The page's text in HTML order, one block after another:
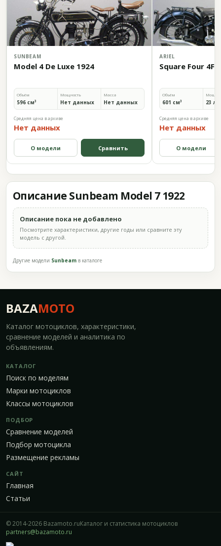
SUNBEAM
Model 4 De Luxe 1924
Объём
596 см³
Мощность
Нет данных
Масса
Нет данных
Средняя цена в архиве
Нет данных
О модели Сравнить
ARIEL
Square Four 4F
Объём
601 см³ 23
Средняя цена в архиве
Нет данных
О модели
Описание Sunbeam Model 7 1922
Описание пока не добавлено
Посмотрите характеристики, другие годы или сравните эту
модель с другой.
Другие модели Sunbeam в каталоге
BAZAMOTO
Каталог мотоциклов, характеристики,
сравнение моделей и аналитика по
объявлениям.
КАТАЛОГ
Поиск по моделям
Марки мотоциклов
Классы мотоциклов
ПОДБОР
Сравнение моделей
Подбор мотоцикла
Размещение рекламы
САЙТ
Главная
Статьи
© 2014-2026 Bazamoto.ruКаталог и статистика мотоциклов
partners@bazamoto.ru